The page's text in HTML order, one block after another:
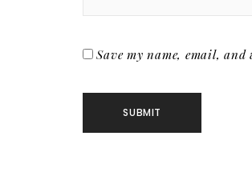
Save my name, email,